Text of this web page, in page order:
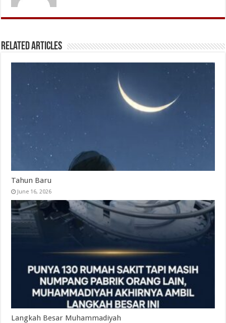
Related Articles
Tahun Baru
June 16, 2026
Langkah Besar Muhammadiyah